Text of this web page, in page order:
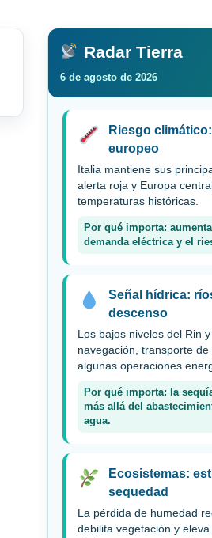
Radar Tierra
6 de agosto de 2026
Riesgo
europeo
Italia mantiene sus
alerta roja y Europa
temperaturas históricas.
Por qué importa:
demanda eléctrica y el
Señal hídrica:
descenso
Los bajos niveles del Rin
navegación, transporte
algunas operaciones
Por qué importa: la
más allá del
agua.
Ecosistemas:
sequedad
La pérdida de humedad
debilita vegetación y